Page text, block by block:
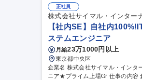
124日/チョコ専門店・カフェ等の
正社員
株式会社サイマル・インター
【社内SE】自社内
ステムエンジニア
月給23万1000円以上
東京都中央区
企業名 株式会社サイマル・インターナショナル 求人名 【社内SE】自社内100%！
ニア★プライム上場Gr 仕事の内容 創業60年の歴史で築いた安定基盤のもと、社内の快適な業務環境と年間数千件